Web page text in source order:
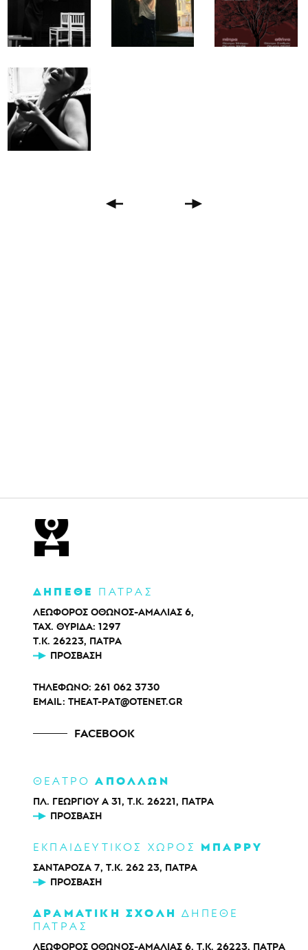
ΔΗΠΕΘΕ ΠΑΤΡΑΣ
ΛΕΩΦΟΡΟΣ ΟΘΩΝΟΣ-ΑΜΑΛΙΑΣ 6,
ΤΑΧ. ΘΥΡΙΔΑ: 1297
Τ.Κ. 26223, ΠΑΤΡΑ
ΠΡΌΣΒΑΣΗ
ΤΗΛΕΦΩΝΟ: 261 062 3730
EMAIL: THEAT-PAT@OTENET.GR
FACEBOOK
ΘΕΑΤΡΟΑΠΟΛΛΩΝ
ΠΛ. ΓΕΩΡΓΙΟΥ Α 31, Τ.Κ. 26221, ΠΑΤΡΑ
ΠΡΌΣΒΑΣΗ
ΕΚΠΑΙΔΕΥΤΙΚΟΣ ΧΩΡΟΣ ΜΠΑΡΡΥ
ΣΑΝΤΑΡΟΖΑ 7, Τ.Κ. 262 23, ΠΑΤΡΑ
ΠΡΌΣΒΑΣΗ
ΔΡΑΜΑΤΙΚΗ ΣΧΟΛΗ ΔΗΠΕΘΕ
ΠΑΤΡΑΣ
ΛΕΩΦΟΡΟΣ ΟΘΩΝΟΣ-ΑΜΑΛΙΑΣ 6, Τ.Κ. 26223, ΠΑΤΡΑ